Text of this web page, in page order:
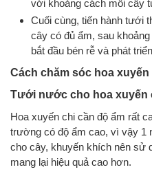
với khoảng cách mỗi cây
Cuối cùng, tiến hành tưới
cây có đủ ẩm, sau
bắt đầu bén rễ và phát
Cách chăm sóc hoa xuyến
Tưới nước cho hoa xuyến
Hoa xuyến chi cần độ ẩm rất
trường có độ ẩm cao, vì vậy 1
cho cây, khuyến khích nên sử
mang lại hiệu quả cao hơn.